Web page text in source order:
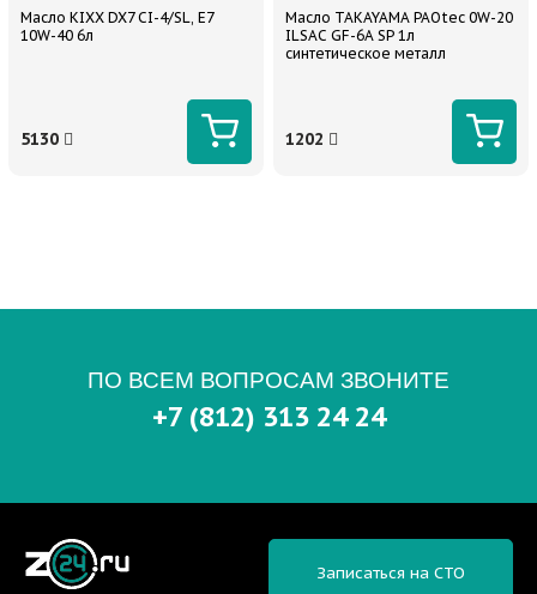
Масло KIXX DX7 CI-4/SL, E7
10W-40 6л
5130
Масло TAKAYAMA PAOtec 0W-20
ILSAC GF-6A SP 1л
синтетическое металл
1202
ПО ВСЕМ ВОПРОСАМ ЗВОНИТЕ
+7 (812) 313 24 24
Записаться на СТО